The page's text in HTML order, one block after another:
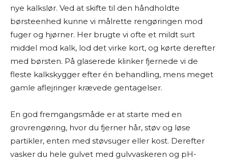
nye kalkslør. Ved at skifte til den håndholdte
børsteenhed kunne vi målrette rengøringen mod
fuger og hjørner. Her brugte vi ofte et mildt surt
middel mod kalk, lod det virke kort, og kørte derefter
med børsten. På glaserede klinker fjernede vi de
fleste kalkskygger efter én behandling, mens meget
gamle aflejringer krævede gentagelser.
En god fremgangsmåde er at starte med en
grovrengøring, hvor du fjerner hår, støv og løse
partikler, enten med støvsuger eller kost. Derefter
vasker du hele gulvet med gulvvaskeren og pH-